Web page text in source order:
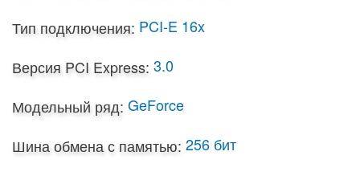
Тип подключения: PCI-E 16x
Версия PCI Express: 3.0
Модельный ряд: GeForce
Шина обмена с памятью: 256 бит